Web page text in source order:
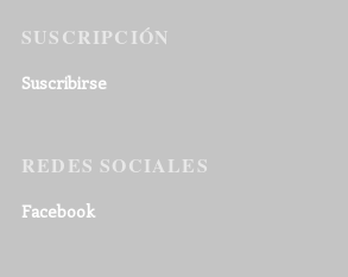
SUSCRIPCIÓN
Suscribirse
REDES SOCIALES
Facebook